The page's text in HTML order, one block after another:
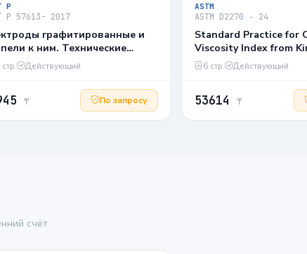
Р
Р 57613- 2017
графитированные и
к ним. Технические
Действующий
₸ По запросу
ASTM
ASTM D2270 − 24
Standard Practice for
Viscosity Index from
Viscosity at 40 °C and
6 стр. Действующий
53614 ₸
счёт